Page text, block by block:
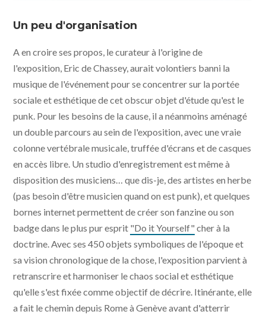
Un peu d'organisation
A en croire ses propos, le curateur à l'origine de
l'exposition, Eric de Chassey, aurait volontiers banni la
musique de l'événement pour se concentrer sur la portée
sociale et esthétique de cet obscur objet d'étude qu'est le
punk. Pour les besoins de la cause, il a néanmoins aménagé
un double parcours au sein de l'exposition, avec une vraie
colonne vertébrale musicale, truffée d'écrans et de casques
en accès libre. Un studio d'enregistrement est même à
disposition des musiciens… que dis-je, des artistes en herbe
(pas besoin d'être musicien quand on est punk), et quelques
bornes internet permettent de créer son fanzine ou son
badge dans le plus pur esprit "Do it Yourself" cher à la
doctrine. Avec ses 450 objets symboliques de l'époque et
sa vision chronologique de la chose, l'exposition parvient à
retranscrire et harmoniser le chaos social et esthétique
qu'elle s'est fixée comme objectif de décrire. Itinérante, elle
a fait le chemin depuis Rome à Genève avant d'atterrir